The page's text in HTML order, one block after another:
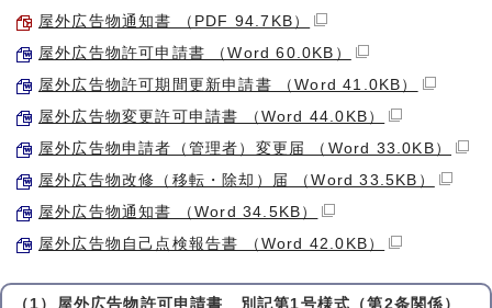
屋外広告物通知書 （PDF 94.7KB）
屋外広告物許可申請書 （Word 60.0KB）
屋外広告物許可期間更新申請書 （Word 41.0KB）
屋外広告物変更許可申請書 （Word 44.0KB）
屋外広告物申請者（管理者）変更届 （Word 33.0KB）
屋外広告物改修（移転・除却）届 （Word 33.5KB）
屋外広告物通知書 （Word 34.5KB）
屋外広告物自己点検報告書 （Word 42.0KB）
（1）屋外広告物許可申請書 別記第1号様式（第2条関係）